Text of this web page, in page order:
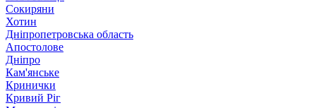
Сокиряни
Хотин
Дніпропетровська область
Апостолове
Дніпро
Кам'янське
Кринички
Кривий Ріг